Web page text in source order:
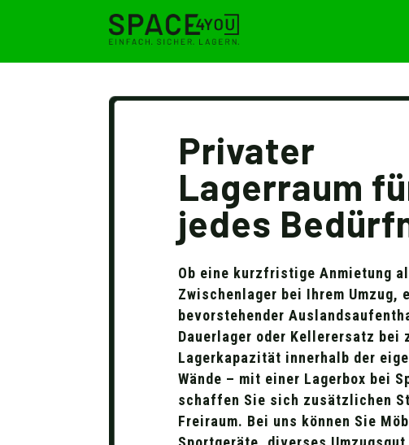
Privater
Lagerraum
jedes
Ob eine kurzfristige Anmietung
Zwischenlager bei Ihrem Umzug,
bevorstehender
Dauerlager oder Kellerersatz bei
Lagerkapazität innerhalb der
Wände – mit einer Lagerbox bei
schaffen Sie sich zusätzlichen
Freiraum. Bei uns können Sie